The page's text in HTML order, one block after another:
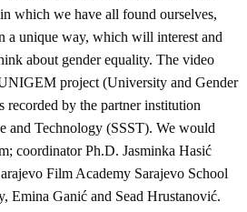
which we have all found ourselves,
a unique way, which will interest and
about gender equality. The video
project (University and Gender
recorded by the partner institution
and Technology (SSST). We would
coordinator Ph.D. Jasminka Hasić
Film Academy Sarajevo School
Emina Ganić and Sead Hrustanović.